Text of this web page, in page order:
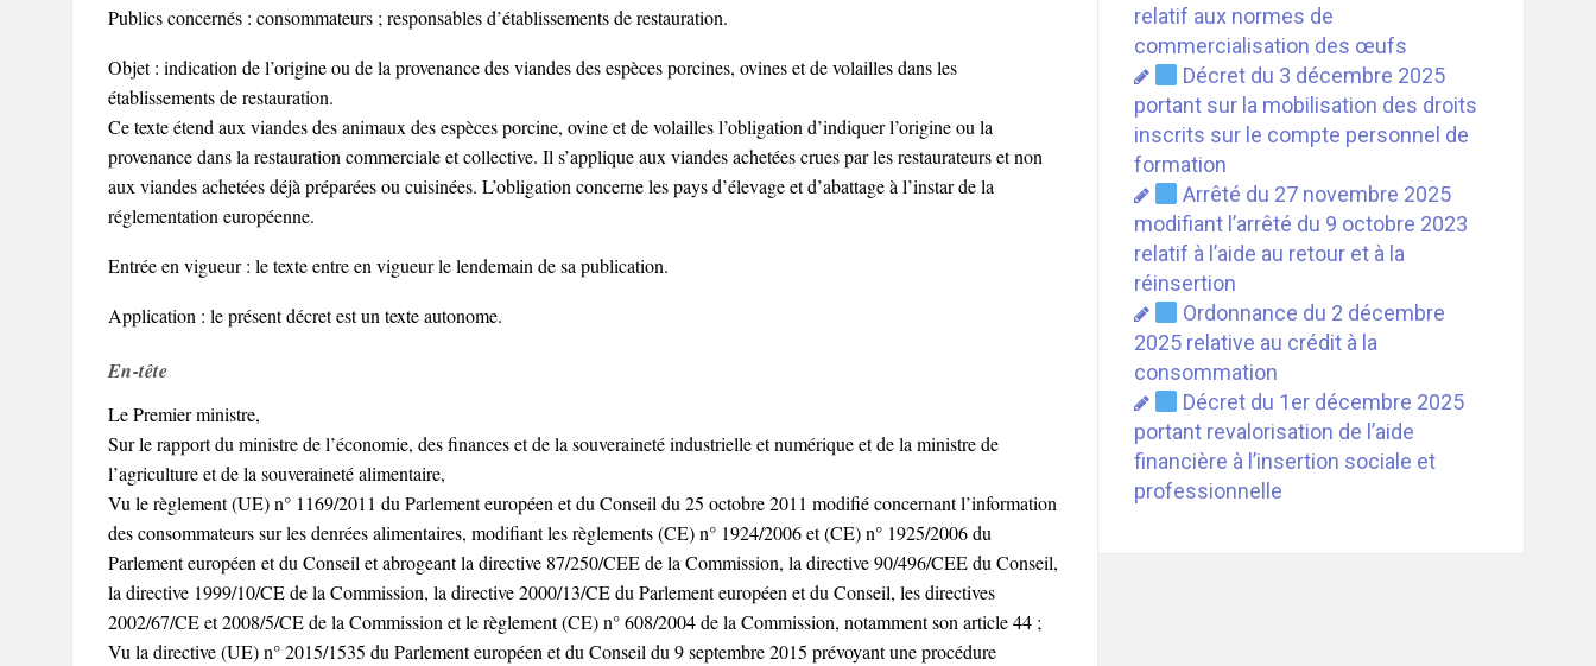
Publics concernés : consommateurs ; responsables d’établissements de restauration.
Objet : indication de l’origine ou de la provenance des viandes des espèces porcines, ovines et de volailles dans les
établissements de restauration.
Ce texte étend aux viandes des animaux des espèces porcine, ovine et de volailles l’obligation d’indiquer l’origine ou la
provenance dans la restauration commerciale et collective. Il s’applique aux viandes achetées crues par les restaurateurs et non
aux viandes achetées déjà préparées ou cuisinées. L’obligation concerne les pays d’élevage et d’abattage à l’instar de la
réglementation européenne.
Entrée en vigueur : le texte entre en vigueur le lendemain de sa publication.
Application : le présent décret est un texte autonome.
En-tête
Le Premier ministre,
Sur le rapport du ministre de l’économie, des finances et de la souveraineté industrielle et numérique et de la ministre de
l’agriculture et de la souveraineté alimentaire,
Vu le règlement (UE) n° 1169/2011 du Parlement européen et du Conseil du 25 octobre 2011 modifié concernant l’information
des consommateurs sur les denrées alimentaires, modifiant les règlements (CE) n° 1924/2006 et (CE) n° 1925/2006 du
Parlement européen et du Conseil et abrogeant la directive 87/250/CEE de la Commission, la directive 90/496/CEE du Conseil,
la directive 1999/10/CE de la Commission, la directive 2000/13/CE du Parlement européen et du Conseil, les directives
2002/67/CE et 2008/5/CE de la Commission et le règlement (CE) n° 608/2004 de la Commission, notamment son article 44 ;
Vu la directive (UE) n° 2015/1535 du Parlement européen et du Conseil du 9 septembre 2015 prévoyant une procédure
relatif aux normes de
commercialisation des œufs
Décret du 3 décembre 2025
portant sur la mobilisation des droits
inscrits sur le compte personnel de
formation
Arrêté du 27 novembre 2025
modifiant l’arrêté du 9 octobre 2023
relatif à l’aide au retour et à la
réinsertion
Ordonnance du 2 décembre
2025 relative au crédit à la
consommation
Décret du 1er décembre 2025
portant revalorisation de l’aide
financière à l’insertion sociale et
professionnelle